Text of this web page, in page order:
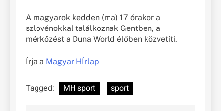
A magyarok kedden (ma) 17 órakor a
szlovénokkal találkoznak Gentben, a
mérkőzést a Duna World élőben közvetíti.
Írja a Magyar HÍrlap
Tagged: MH sport sport